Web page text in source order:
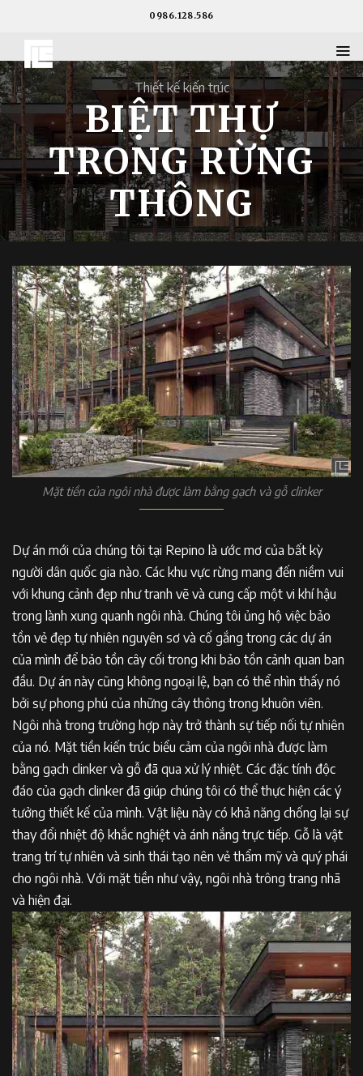
0986.128.586
Thiết kế kiến ​​trúc
BIỆT THỰ
TRONG RỪNG
THÔNG
Mặt tiền của ngôi nhà được làm bằng gạch và gỗ clinker
Dự án mới của chúng tôi tại Repino là ước mơ của bất kỳ
người dân quốc gia nào. Các khu vực rừng mang đến niềm vui
với khung cảnh đẹp như tranh vẽ và cung cấp một vi khí hậu
trong lành xung quanh ngôi nhà. Chúng tôi ủng hộ việc bảo
tồn vẻ đẹp tự nhiên nguyên sơ và cố gắng trong các dự án
của mình để bảo tồn cây cối trong khi bảo tồn cảnh quan ban
đầu. Dự án này cũng không ngoại lệ, bạn có thể nhìn thấy nó
bởi sự phong phú của những cây thông trong khuôn viên.
Ngôi nhà trong trường hợp này trở thành sự tiếp nối tự nhiên
của nó. Mặt tiền kiến trúc biểu cảm của ngôi nhà được làm
bằng gạch clinker và gỗ đã qua xử lý nhiệt. Các đặc tính độc
đáo của gạch clinker đã giúp chúng tôi có thể thực hiện các ý
tưởng thiết kế của mình. Vật liệu này có khả năng chống lại sự
thay đổi nhiệt độ khắc nghiệt và ánh nắng trực tiếp. Gỗ là vật
trang trí tự nhiên và sinh thái tạo nên vẻ thẩm mỹ và quý phái
cho ngôi nhà. Với mặt tiền như vậy, ngôi nhà trông trang nhã
và hiện đại.